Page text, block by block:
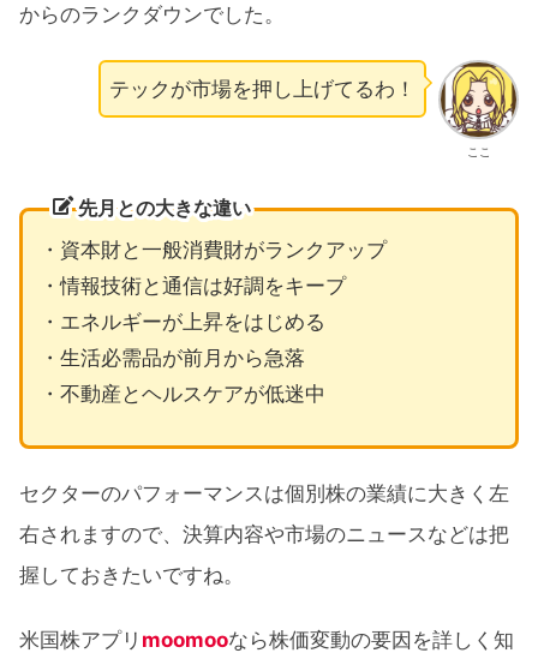
からのランクダウンでした。
ここ
テックが市場を押し上げてるわ！
先月との大きな違い
・資本財と一般消費財がランクアップ
・情報技術と通信は好調をキープ
・エネルギーが上昇をはじめる
・生活必需品が前月から急落
・不動産とヘルスケアが低迷中
セクターのパフォーマンスは個別株の業績に大きく左
右されますので、決算内容や市場のニュースなどは把
握しておきたいですね。
米国株アプリ moomooなら株価変動の要因を詳しく知